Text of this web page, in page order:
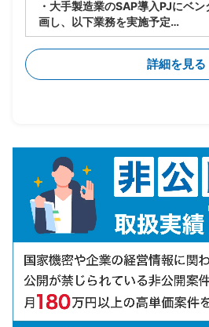
・大手製造業のSAP導入PJにベ
画し、以下業務を実施予定
・PJ規模は500人月以上
-進捗/品質/課題管理
-リカバリー時の要因分析/リカバ
-各種ドキュメントの作成
詳細を見る